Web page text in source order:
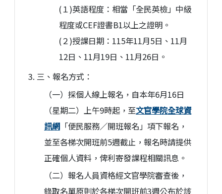
(１)英語程度：相當「全民英檢」中級
程度或CEF證書B1以上之證明。
(２)授課日期：115年11月5日、11月
12日、11月19日、11月26日。
三、報名方式：
（一）採個人線上報名，自本年6月16日
（星期二）上午9時起，至文官學院全球資
訊網「便民服務／開班報名」項下報名，
並至各梯次開班前5週截止，報名時請提供
正確個人資料，俾利寄發課程相關訊息。
（二）報名人員資格經文官學院審查後，
錄取名單原則於各梯次開班前3週公布於該